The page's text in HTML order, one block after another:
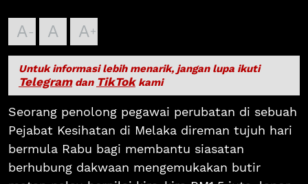
A A A
Untuk informasi lebih menarik, jangan lupa ikuti
Telegramdan TikTokkami
Seorang penolong pegawai perubatan di sebuah
Pejabat Kesihatan di Melaka direman tujuh hari
bermula Rabu bagi membantu siasatan
berhubung dakwaan mengemukakan butir